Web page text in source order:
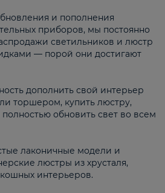
и пополнения
приборов, мы постоянно
светильников и люстр
— порой они достигают
дополнить свой интерьер
торшером, купить люстру,
обновить свет во всем
лаконичные модели и
люстры из хрусталя,
интерьеров.